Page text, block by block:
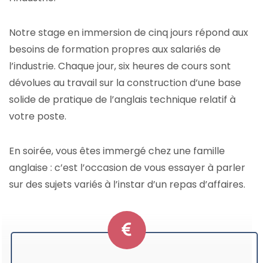
Notre stage en immersion de cinq jours répond aux
besoins de formation propres aux salariés de
l’industrie. Chaque jour, six heures de cours sont
dévolues au travail sur la construction d’une base
solide de pratique de l’anglais technique relatif à
votre poste.
En soirée, vous êtes immergé chez une famille
anglaise : c’est l’occasion de vous essayer à parler
sur des sujets variés à l’instar d’un repas d’affaires.